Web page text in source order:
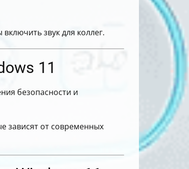
звук для коллег.
11
безопасности и
зависят от современных